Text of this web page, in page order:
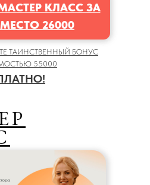
ТАИНСТВЕННЫЙ БОНУС
55000
КЛАСС ЗА
26000